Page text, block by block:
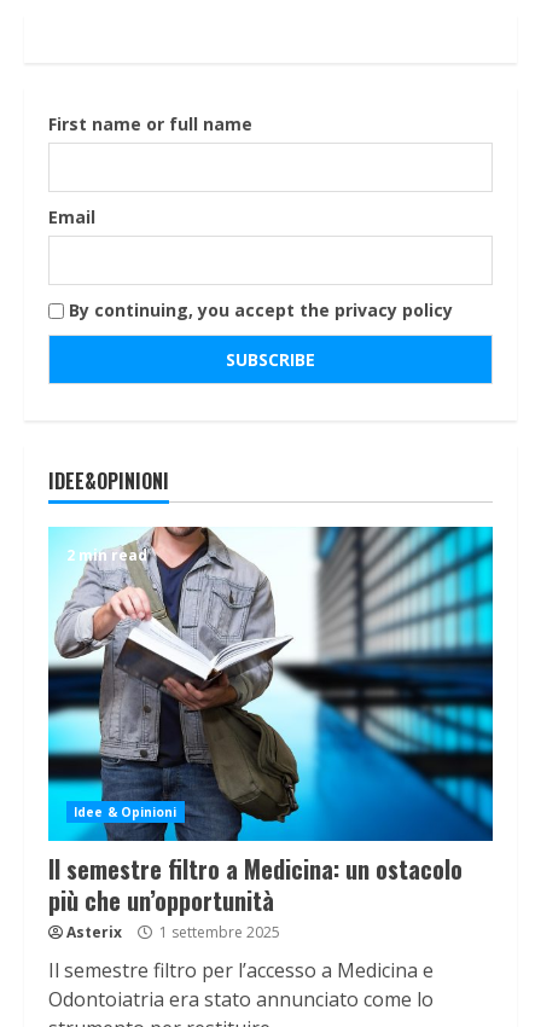
First name or full name
Email
By continuing, you accept the privacy policy
IDEE&OPINIONI
2 min read
Idee & Opinioni
Il semestre filtro a Medicina: un ostacolo
più che un’opportunità
Asterix 1 settembre 2025
Il semestre filtro per l’accesso a Medicina e
Odontoiatria era stato annunciato come lo